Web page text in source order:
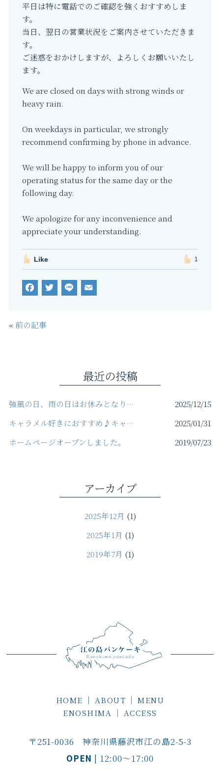
平日は特に電話でのご確認を強くおすすめしま
す。
当日、翌日の営業状況をご案内させていただきま
す。
ご迷惑をおかけしますが、よろしくお願いいたし
ます。
We are closed on days with strong winds or
heavy rain.
On weekdays in particular, we strongly
recommend confirming by phone in advance.
We will be happy to inform you of our
operating status for the same day or the
following day.
We apologize for any inconvenience and
appreciate your understanding.
Like 1
F
c
k
T L
«前の記事
最近の投稿
強風の日、雨の日はお休みとなります。We are closed on days with strong winds or rain.
2025/12/15
キャラメル好きにおすすめ♪キャラメルソース＆バナナ
2025/01/31
ホームページオープンしました。
2019/07/23
アーカイブ
2025年12月 (1)
2025年1月 (1)
2019年7月 (1)
HOME ｜ ABOUT ｜MENU
ENOSHIMA
｜ ACCESS
〒251-0036 神奈川県藤沢市江の島2-5-3
OPEN | 12:00～17:00